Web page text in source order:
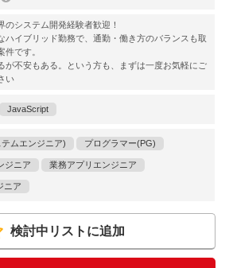
のシステム開発経験者歓迎！
ハイブリッド勤務で、通勤・働き方のバランスも取
件です。
が不安もある。という方も、まずは一度お気軽にご
い
JavaScript
ムエンジニア) プログラマー(PG)
ジニア 業務アプリエンジニア
ニア
検討中リストに追加